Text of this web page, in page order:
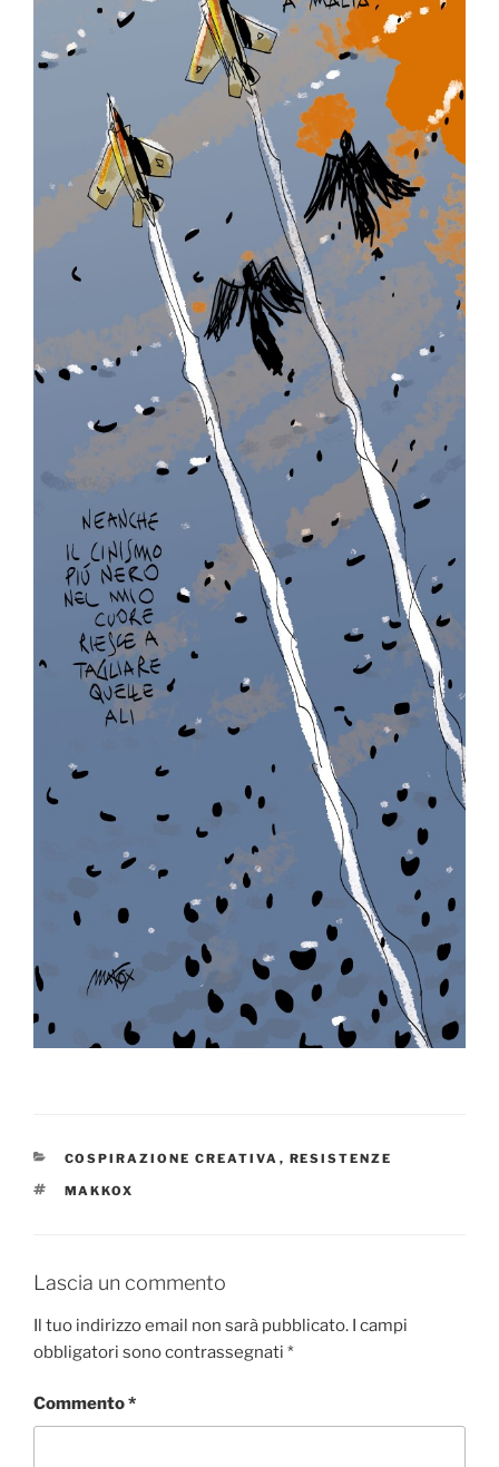
CATEGORIE
COSPIRAZIONE CREATIVA , RESISTENZE
TAG
MAKKOX
Lascia un commento
Il tuo indirizzo email non sarà pubblicato. I campi
obbligatori sono contrassegnati *
Commento*